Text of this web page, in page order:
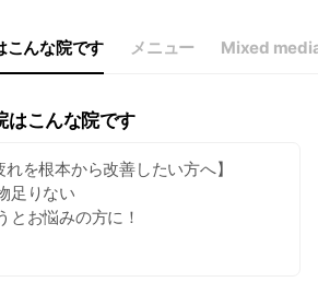
4木曜午後
こんな院です メニュー Mixed
はこんな院です
れを根本から改善したい方へ】
足りない
とお悩みの方に！